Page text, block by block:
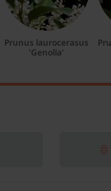
Prunus laurocerasus
'Genolia'